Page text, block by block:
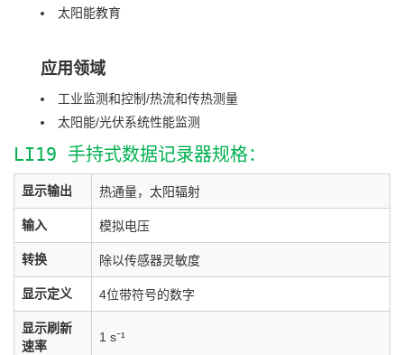
太阳能教育
应用领域
工业监测和控制/热流和传热测量
太阳能/光伏系统性能监测
LI19 手持式数据记录器规格：
显示输出 热通量，太阳辐射
输入 模拟电压
转换 除以传感器灵敏度
显示定义 4位带符号的数字
显示刷新
速率
1 s⁻¹